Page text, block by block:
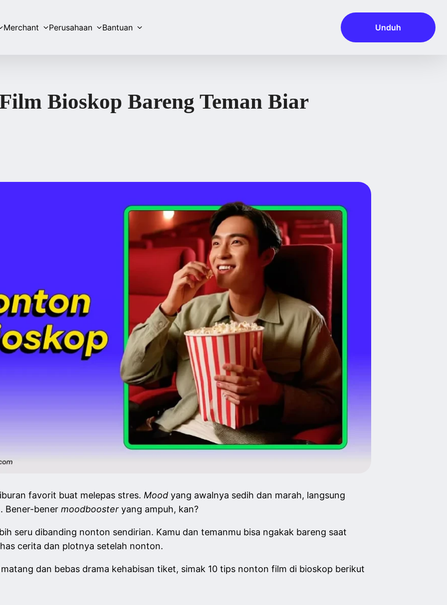
Merchant Perusahaan Bantuan Unduh
Bioskop Bareng Teman Biar
favorit buat melepas stres. Mood yang awalnya sedih dan marah, langsung
Bener-bener moodbooster yang ampuh, kan?
seru dibanding nonton sendirian. Kamu dan temanmu bisa ngakak bareng saat
cerita dan plotnya setelah nonton.
dan bebas drama kehabisan tiket, simak 10 tips nonton film di bioskop berikut